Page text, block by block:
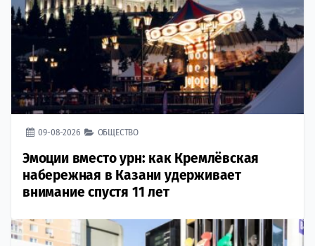
09-08-2026 ОБЩЕСТВО
Эмоции вместо урн: как Кремлёвская
набережная в Казани удерживает
внимание спустя 11 лет